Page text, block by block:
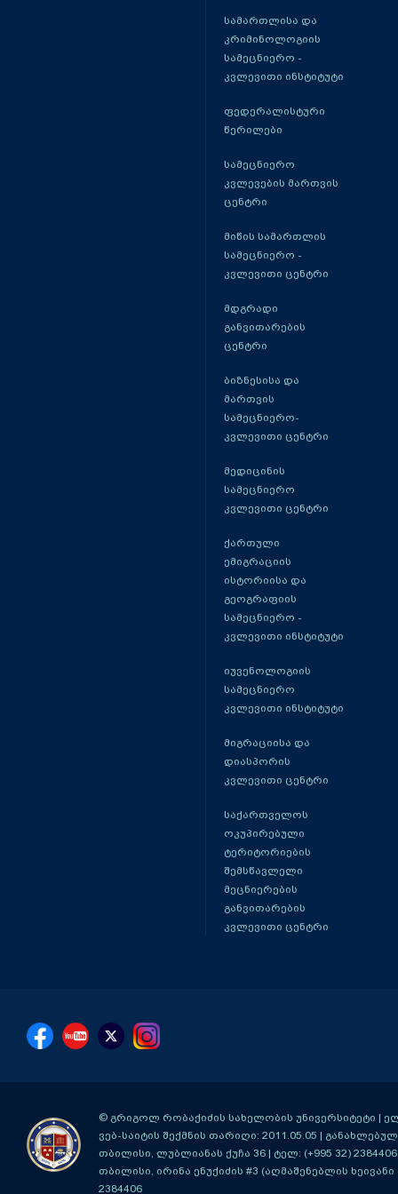
სამართლისა და
კრიმინოლოგიის
სამეცნიერო -
კვლევითი ინსტიტუტი
ფედერალისტური
წერილები
სამეცნიერო
კვლევების მართვის
ცენტრი
მიწის სამართლის
სამეცნიერო -
კვლევითი ცენტრი
მდგრადი
განვითარების
ცენტრი
ბიზნესისა და
მართვის
სამეცნიერო-
კვლევითი ცენტრი
მედიცინის
სამეცნიერო
კვლევითი ცენტრი
ქართული
ემიგრაციის
ისტორიისა და
გეოგრაფიის
სამეცნიერო -
კვლევითი ინსტიტუტი
იუვენოლოგიის
სამეცნიერო
კვლევითი ინსტიტუტი
მიგრაციისა და
დიასპორის
კვლევითი ცენტრი
საქართველოს
ოკუპირებული
ტერიტორიების
შემსწავლელი
მეცნიერების
განვითარების
კვლევითი ცენტრი
© გრიგოლ რობაქიძის სახელობის უნივერსიტეტი |
ვებ-საიტის შექმნის თარიღი: 2011.05.05 |
თბილისი, ლუბლიანას ქუჩა 36 | ტელ: (+995 32)
თბილისი, ირინა ენუქიძის #3 (აღმაშენებლის ხეივანი
2384406